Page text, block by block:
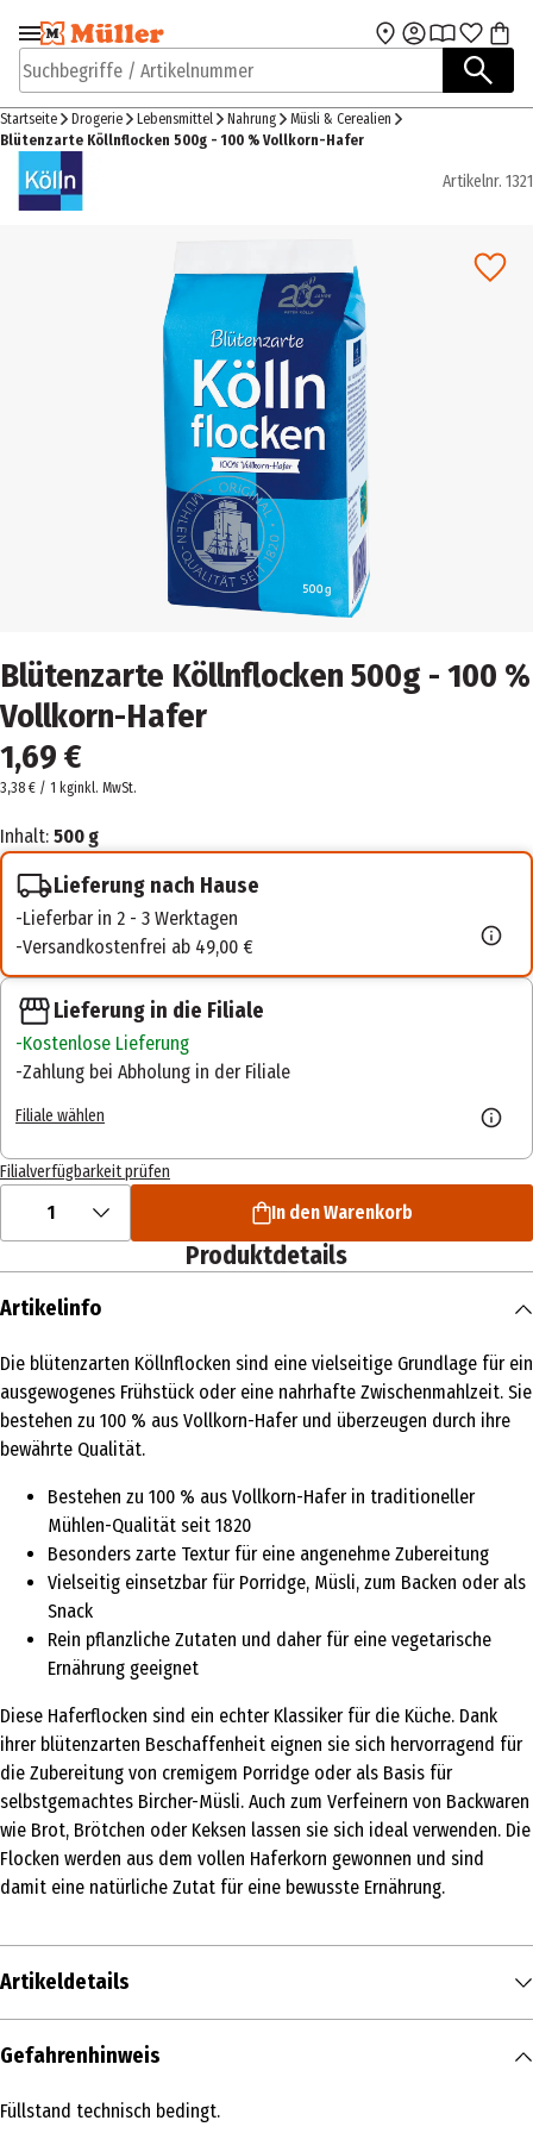
Zur Navigation
springen
Zum Hauptinhalt
Suchbegriffe / Artikelnummer
Startseite Drogerie Lebensmittel Nahrung
Müsli & Cerealien
Blütenzarte Köllnflocken 500g - 100 % Vollkorn-Hafer
Artikelnr. 1321
Blütenzarte Köllnflocken 500g - 100 %
Vollkorn-Hafer
1,69 €
3,38 € / 1 kginkl. MwSt.
Inhalt: 500 g
Lieferung nach Hause
Lieferbar in 2 - 3 Werktagen
Versandkostenfrei ab 49,00 €
Lieferung in die Filiale
Kostenlose Lieferung
Zahlung bei Abholung in der Filiale
Filiale wählen
Filialverfügbarkeit prüfen
1 In den Warenkorb
Produktdetails
Artikelinfo
Die blütenzarten Köllnflocken sind eine vielseitige Grundlage für ein
ausgewogenes Frühstück oder eine nahrhafte Zwischenmahlzeit. Sie
bestehen zu 100 % aus Vollkorn-Hafer und überzeugen durch ihre
bewährte Qualität.
Bestehen zu 100 % aus Vollkorn-Hafer in traditioneller
Mühlen-Qualität seit 1820
Besonders zarte Textur für eine angenehme Zubereitung
Vielseitig einsetzbar für Porridge, Müsli, zum Backen oder als
Snack
Rein pflanzliche Zutaten und daher für eine vegetarische
Ernährung geeignet
Diese Haferflocken sind ein echter Klassiker für die Küche. Dank
ihrer blütenzarten Beschaffenheit eignen sie sich hervorragend für
die Zubereitung von cremigem Porridge oder als Basis für
selbstgemachtes Bircher-Müsli. Auch zum Verfeinern von Backwaren
wie Brot, Brötchen oder Keksen lassen sie sich ideal verwenden. Die
Flocken werden aus dem vollen Haferkorn gewonnen und sind
damit eine natürliche Zutat für eine bewusste Ernährung.
Artikeldetails
Inhalt
Produkttyp
Gefahrenhinweis
Füllstand technisch bedingt.